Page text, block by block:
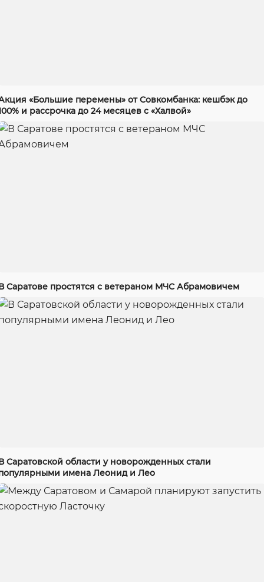
«Большие перемены» от Совкомбанка: кешбэк до
и рассрочка до 24 месяцев с «Халвой»
Саратове простятся с ветераном МЧС Абрамовичем
Саратовской области у новорожденных стали
имена Леонид и Лео